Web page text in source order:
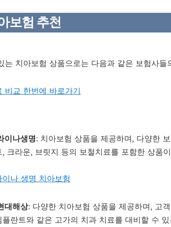
보험 추천
는 치아보험 상품으로는 다음과 같은 보험사들
비교 한번에 바로가기
이나생명: 치아보험 상품을 제공하며, 다양한
, 크라운, 브릿지 등의 보철치료를 포함한 상품
이나 생명 치아보험
대해상: 다양한 치아보험 상품을 제공하며, 고
플란트와 같은 고가의 치과 치료를 대비할 수